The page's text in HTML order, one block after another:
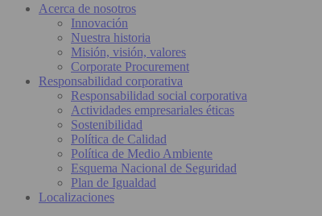
Acerca de nosotros
Innovación
Nuestra historia
Misión, visión, valores
Corporate Procurement
Responsabilidad corporativa
Responsabilidad social corporativa
Actividades empresariales éticas
Sostenibilidad
Política de Calidad
Política de Medio Ambiente
Esquema Nacional de Seguridad
Plan de Igualdad
Localizaciones